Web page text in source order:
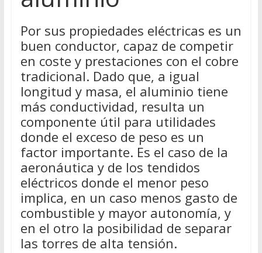
Por sus propiedades eléctricas es un
buen conductor, capaz de competir
en coste y prestaciones con el cobre
tradicional. Dado que, a igual
longitud y masa, el aluminio tiene
más conductividad, resulta un
componente útil para utilidades
donde el exceso de peso es un
factor importante. Es el caso de la
aeronáutica y de los tendidos
eléctricos donde el menor peso
implica, en un caso menos gasto de
combustible y mayor autonomía, y
en el otro la posibilidad de separar
las torres de alta tensión.